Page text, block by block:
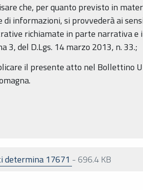
che, per quanto previsto in
di informazioni, si provvederà ai
richiamate in parte narrativa e
3, del D.Lgs. 14 marzo 2013, n. 33.;
il presente atto nel Bollettino
determina 17671 - 696.4 KB